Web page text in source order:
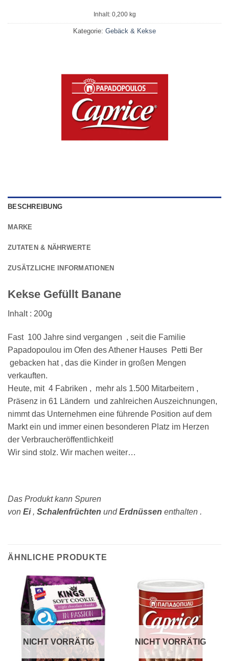
Inhalt: 0,200 kg
Kategorie: Gebäck & Kekse
BESCHREIBUNG
MARKE
ZUTATEN & NÄHRWERTE
ZUSÄTZLICHE INFORMATIONEN
Kekse Gefüllt Banane
Inhalt : 200g
Fast 100 Jahre sind vergangen , seit die Familie
Papadopoulou im Ofen des Athener Hauses Petti Ber
gebacken hat , das die Kinder in großen Mengen
verkauften.
Heute, mit 4 Fabriken , mehr als 1.500 Mitarbeitern ,
Präsenz in 61 Ländern und zahlreichen Auszeichnungen,
nimmt das Unternehmen eine führende Position auf dem
Markt ein und immer einen besonderen Platz im Herzen
der Verbraucheröffentlichkeit!
Wir sind stolz. Wir machen weiter…
Das Produkt kann Spuren
von Ei, Schalenfrüchten undErdnüssen enthalten .
ÄHNLICHE PRODUKTE
NICHT VORRÄTIG NICHT VORRÄTIG